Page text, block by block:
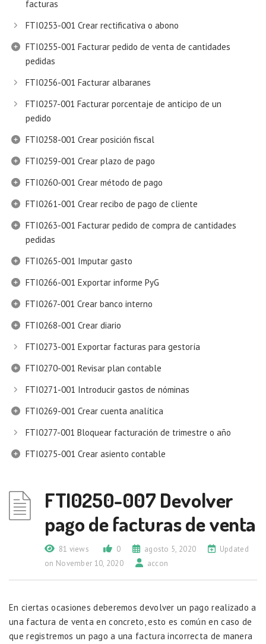
facturas
FTI0253-001 Crear rectificativa o abono
FTI0255-001 Facturar pedido de venta de cantidades
pedidas
FTI0256-001 Facturar albaranes
FTI0257-001 Facturar porcentaje de anticipo de un
pedido
FTI0258-001 Crear posición fiscal
FTI0259-001 Crear plazo de pago
FTI0260-001 Crear método de pago
FTI0261-001 Crear recibo de pago de cliente
FTI0263-001 Facturar pedido de compra de cantidades
pedidas
FTI0265-001 Imputar gasto
FTI0266-001 Exportar informe PyG
FTI0267-001 Crear banco interno
FTI0268-001 Crear diario
FTI0273-001 Exportar facturas para gestoría
FTI0270-001 Revisar plan contable
FTI0271-001 Introducir gastos de nóminas
FTI0269-001 Crear cuenta analítica
FTI0277-001 Bloquear facturación de trimestre o año
FTI0275-001 Crear asiento contable
FTI0250-007 Devolver
pago de facturas de venta
81 views 0 agosto 5, 2020
Updated
on November 10, 2020
accon
En ciertas ocasiones deberemos devolver un pago realizado a
una factura de venta en concreto, esto es común en caso de
que registremos un pago a una factura incorrecta de manera